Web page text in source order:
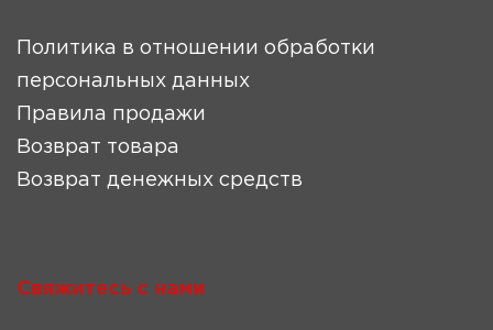
Политика в отношении обработки
персональных данных
Правила продажи
Возврат товара
Возврат денежных средств
Свяжитесь с нами